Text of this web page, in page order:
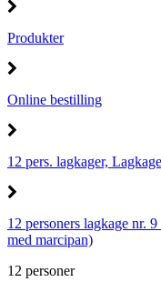
Produkter
Online bestilling
12 pers. lagkager,
12 personers lagkage nr.
med marcipan)
12 personer